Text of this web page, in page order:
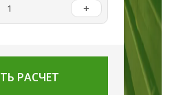
+
РАСЧЕТ